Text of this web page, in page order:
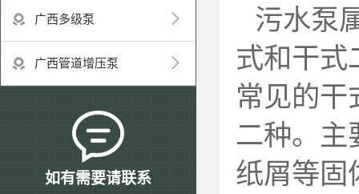
广西多级泵
广西管道增压泵
如有需要请联系
污水泵
式和干式
常见的干
二种。主
纸屑等固